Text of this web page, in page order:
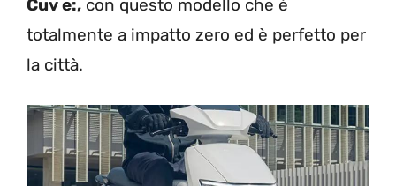
Cuv e:, con questo modello che è
totalmente a impatto zero ed è perfetto per
la città.